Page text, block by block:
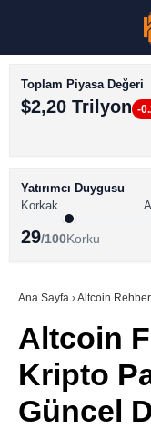
BİTCOİN HABERLERİ
ALTCOİN HABERLERİ
SÖZLÜK
Toplam Piyasa Değeri
$2,20 Trilyon -
Yatırımcı Duygusu
Korkak
29/100Korku
Ana Sayfa ›Altcoin
Altcoin
Kripto
Güncel